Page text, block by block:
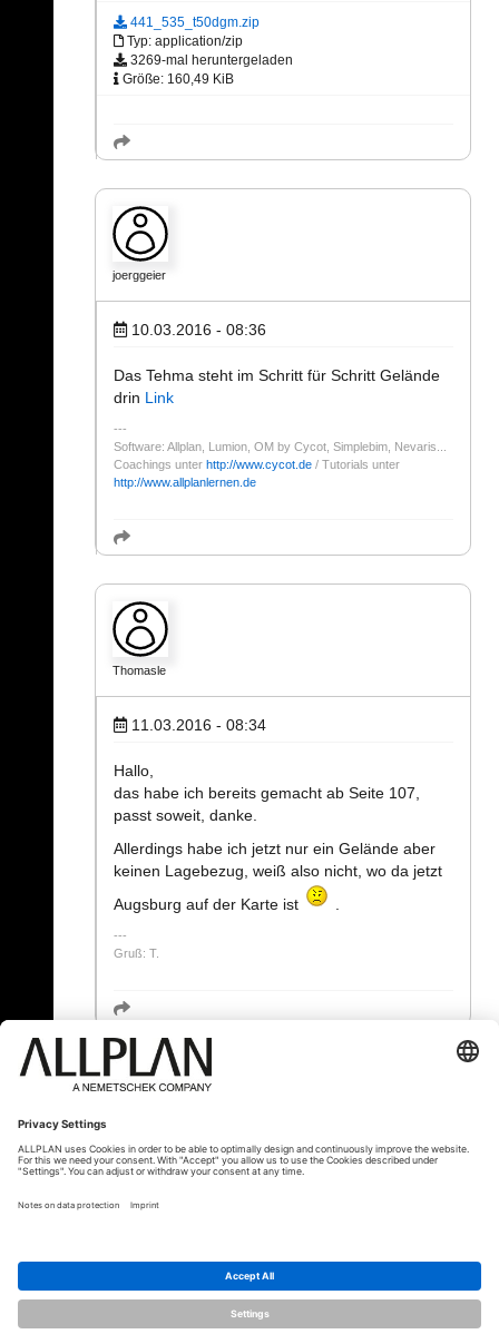
441_535_t50dgm.zip
Typ: application/zip
3269-mal heruntergeladen
Größe: 160,49 KiB
joerggeier
10.03.2016 - 08:36
Das Tehma steht im Schritt für Schritt Gelände
drin Link
Software: Allplan, Lumion, OM by Cycot, Simplebim, Nevaris...
Coachings unter http://www.cycot.de / Tutorials unter
http://www.allplanlernen.de
Thomasle
11.03.2016 - 08:34
Hallo,
das habe ich bereits gemacht ab Seite 107,
passt soweit, danke.
Allerdings habe ich jetzt nur ein Gelände aber
keinen Lagebezug, weiß also nicht, wo da jetzt
Augsburg auf der Karte ist
.
Gruß: T.
« Zurück
© ALLPLAN Schweiz AG ALLPLAN ist Teil derNemetschek Group